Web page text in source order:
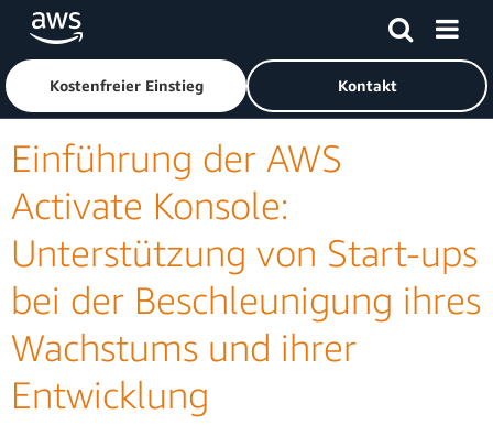
Überspringen zum Hauptinhalt
Klicken Sie hier, um zur Amazon Web Services-Startseite
Kostenfreier Einstieg Kontakt
Einführung der AWS
Activate Konsole:
Unterstützung von Start-ups
bei der Beschleunigung ihres
Wachstums und ihrer
Entwicklung